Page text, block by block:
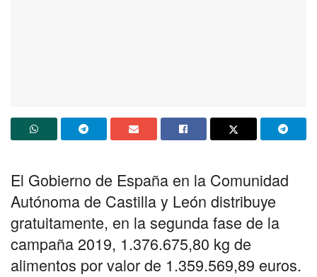
El Gobierno de España en la Comunidad
Autónoma de Castilla y León distribuye
gratuitamente, en la segunda fase de la
campaña 2019, 1.376.675,80 kg de
alimentos por valor de 1.359.569,89 euros.